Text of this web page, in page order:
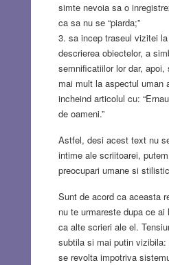
simte nevoia sa o
ca sa nu se “piarda;”
3. sa incep traseul vizitei
descrierea obiectelor, a
semnificatiilor lor dar,
mai mult la aspectul uman
incheind articolul cu:
de oameni.”
Astfel, desi acest text nu
intime ale scriitoarei,
preocupari umane si
Sunt de acord ca aceasta
nu te urmareste dupa ce
ca alte scrieri ale el.
subtila si mai putin
se revolta impotriva